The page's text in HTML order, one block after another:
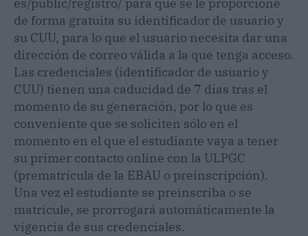
es/public/registro/ para que se le proporcione
de forma gratuita su identificador de usuario y
su CUU, para lo que el usuario necesita dar una
dirección de correo válida a la que tenga acceso.
Las credenciales (identificador de usuario y
CUU) tienen una caducidad de 7 días tras el
momento de su generación, por lo que es
conveniente que se soliciten sólo en el
momento en el que el estudiante vaya a tener
su primer contacto online con la ULPGC
(prematrícula de la EBAU o preinscripción).
Una vez el estudiante se preinscriba o se
matricule, se prorrogará automáticamente la
vigencia de sus credenciales.